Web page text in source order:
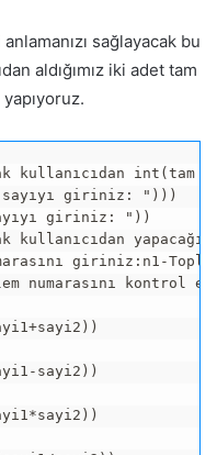
sağlayacak bu
aldığımız iki adet tam
kullanıcıdan int(tam
giriniz: ")))
giriniz: "))
kullanıcıdan
giriniz:n1-
numarasını kontrol
sayi2))